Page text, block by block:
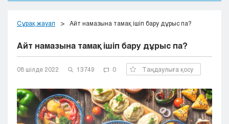
Актобе
Жезказган
Караганда
Кокшетау
Кызылорда
Павлодар
Петропавловск
Сұрақ жауап Айт намазына тамақ ішіп бару дұрыс па?
Айт намазына тамақ ішіп бару дұрыс па?
08 шілде 2022 13749 0 Таңдаулыға қосу